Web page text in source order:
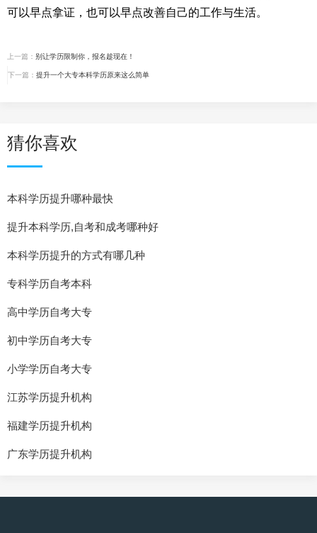
可以早点拿证，也可以早点改善自己的工作与生活。
上一篇： 别让学历限制你，报名趁现在！
下一篇： 提升一个大专本科学历原来这么简单
猜你喜欢
本科学历提升哪种最快
提升本科学历,自考和成考哪种好
本科学历提升的方式有哪几种
专科学历自考本科
高中学历自考大专
初中学历自考大专
小学学历自考大专
江苏学历提升机构
福建学历提升机构
广东学历提升机构